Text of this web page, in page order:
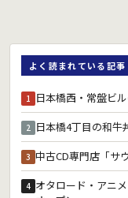
よく読まれている記事
1 日本橋西・常盤ビ
2 日本橋4丁目の和牛
3 中古CD専門店「サ
4 オタロード・アニ